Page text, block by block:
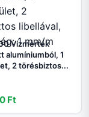
Vízmérték
alumíniumból, 1
2 törésbiztos...
Ft